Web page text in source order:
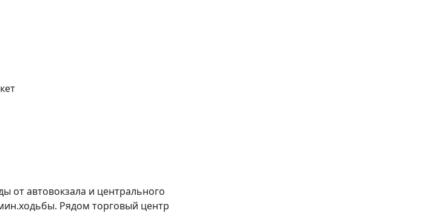
от автовокзала и центрального
Рядом торговый центр